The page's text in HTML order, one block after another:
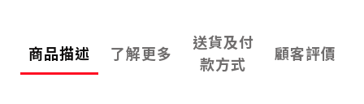
商品描述 了解更多
送貨及付
款方式
顧客評價